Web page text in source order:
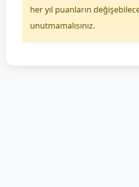
her yıl puanların
unutmamalısınız.